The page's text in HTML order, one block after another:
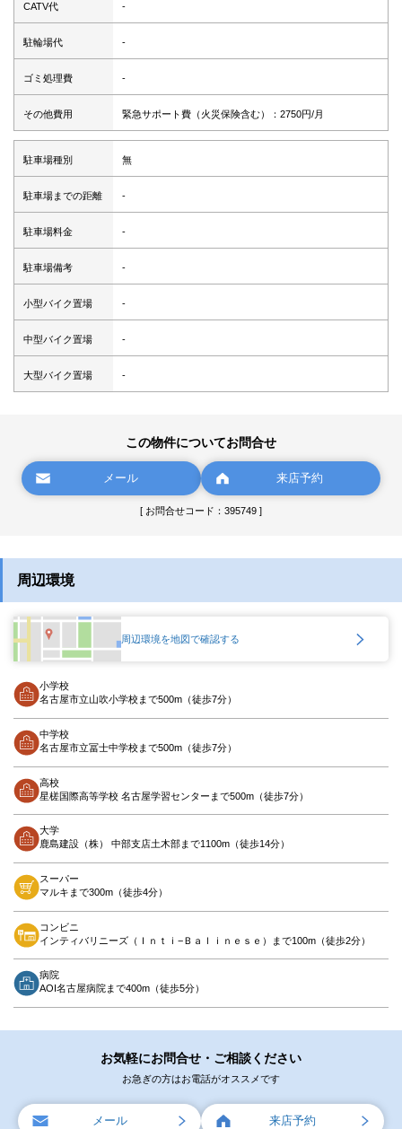
CATV代 -
駐輪場代 -
ゴミ処理費 -
その他費用 緊急サポート費（火災保険含む）：2750円/月
駐車場種別 無
駐車場までの距離 -
駐車場料金 -
駐車場備考 -
小型バイク置場 -
中型バイク置場 -
大型バイク置場 -
この物件についてお問合せ
メール 来店予約
[ お問合せコード：395749 ]
周辺環境
周辺環境を地図で確認する
小学校
名古屋市立山吹小学校まで500m（徒歩7分）
中学校
名古屋市立冨士中学校まで500m（徒歩7分）
高校
星槎国際高等学校 名古屋学習センターまで500m（徒歩7分）
大学
鹿島建設（株） 中部支店土木部まで1100m（徒歩14分）
スーパー
マルキまで300m（徒歩4分）
コンビニ
インティバリニーズ（Ｉｎｔｉ−Ｂａｌｉｎｅｓｅ）まで100m（徒歩2分）
病院
AOI名古屋病院まで400m（徒歩5分）
お気軽にお問合せ・ご相談ください
お急ぎの方はお電話がオススメです
メール 来店予約